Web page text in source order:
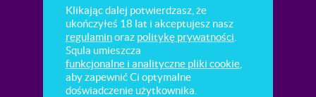
Klikając dalej potwierdzasz, że
ukończyłeś 18 lat i akceptujesz nasz
regulaminoraz politykę prywatności
Squla umieszcza
funkcjonalne i analityczne pliki cookie
aby zapewnić Ci optymalne
doświadczenie użytkownika.